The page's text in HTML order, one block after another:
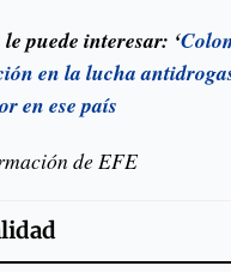
puede interesar: ‘
en la lucha
en ese país
de EFE